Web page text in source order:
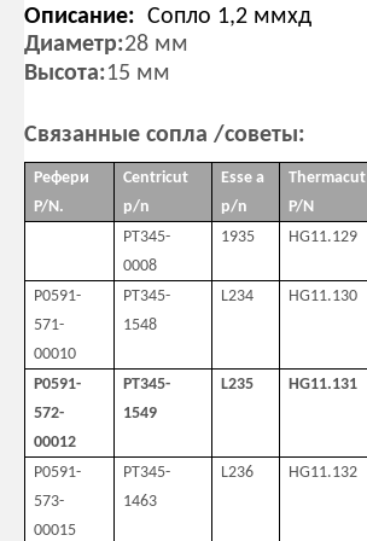
Описание: Сопло 1,2 ммхд
Диаметр:28 мм
Высота:15 мм
Связанные сопла /советы:
Рефери
P/N.
Centricut
p/n
Esse a
p/n
Thermacut
P/N
PT345-
0008
1935 HG11.129
P0591-
571-
00010
PT345-
1548
L234 HG11.130
P0591-
572-
00012
PT345-
1549
L235 HG11.131
P0591-
573-
00015
PT345-
1463
L236 HG11.132